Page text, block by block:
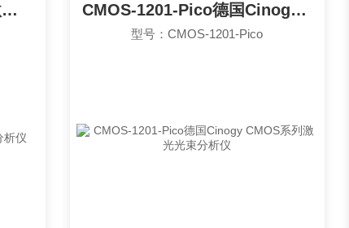
德国Cinogy CMOS-3501激光光束分析仪 CMOS-1201-Pico德国Cinogy CMOS系列激光光束分析仪
型号：CMOS-1201-Pico